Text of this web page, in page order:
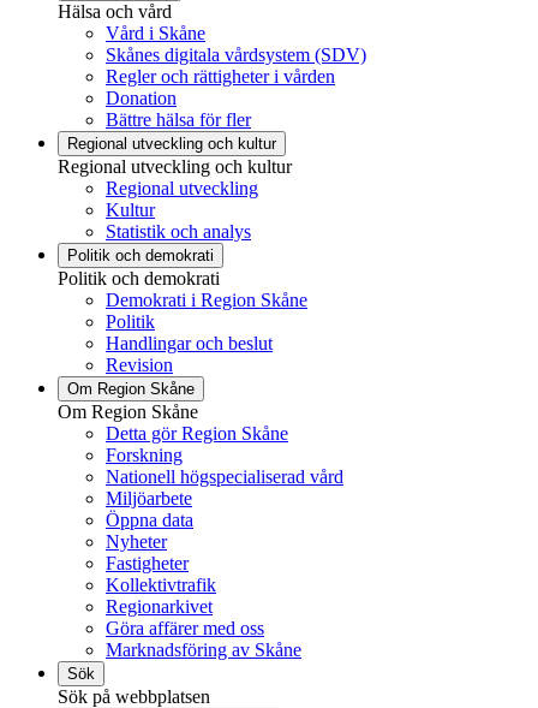
Hälsa och vård
Vård i Skåne
Skånes digitala vårdsystem (SDV)
Regler och rättigheter i vården
Donation
Bättre hälsa för fler
Regional utveckling och kultur
Regional utveckling och kultur
Regional utveckling
Kultur
Statistik och analys
Politik och demokrati
Politik och demokrati
Demokrati i Region Skåne
Politik
Handlingar och beslut
Revision
Om Region Skåne
Om Region Skåne
Detta gör Region Skåne
Forskning
Nationell högspecialiserad vård
Miljöarbete
Öppna data
Nyheter
Fastigheter
Kollektivtrafik
Regionarkivet
Göra affärer med oss
Marknadsföring av Skåne
Sök
Sök på webbplatsen